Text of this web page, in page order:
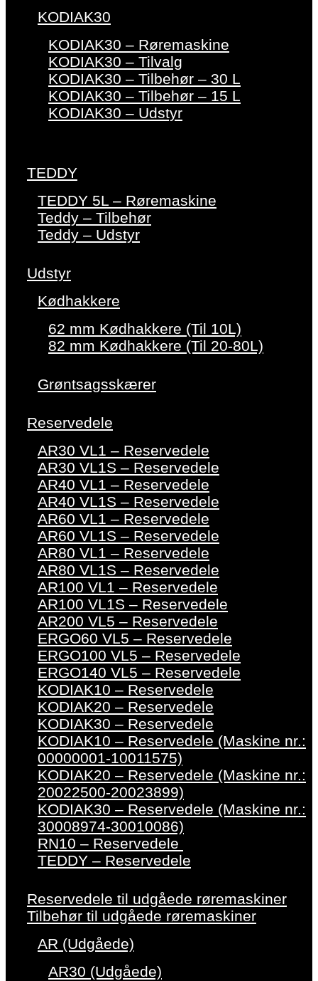
KODIAK30
KODIAK30 – Røremaskine
KODIAK30 – Tilvalg
KODIAK30 – Tilbehør – 30 L
KODIAK30 – Tilbehør – 15 L
KODIAK30 – Udstyr
TEDDY
TEDDY 5L – Røremaskine
Teddy – Tilbehør
Teddy – Udstyr
Udstyr
Kødhakkere
62 mm Kødhakkere (Til 10L)
82 mm Kødhakkere (Til 20-80L)
Grøntsagsskærer
Reservedele
AR30 VL1 – Reservedele
AR30 VL1S – Reservedele
AR40 VL1 – Reservedele
AR40 VL1S – Reservedele
AR60 VL1 – Reservedele
AR60 VL1S – Reservedele
AR80 VL1 – Reservedele
AR80 VL1S – Reservedele
AR100 VL1 – Reservedele
AR100 VL1S – Reservedele
AR200 VL5 – Reservedele
ERGO60 VL5 – Reservedele
ERGO100 VL5 – Reservedele
ERGO140 VL5 – Reservedele
KODIAK10 – Reservedele
KODIAK20 – Reservedele
KODIAK30 – Reservedele
KODIAK10 – Reservedele (Maskine nr.:
00000001-10011575)
KODIAK20 – Reservedele (Maskine nr.:
20022500-20023899)
KODIAK30 – Reservedele (Maskine nr.:
30008974-30010086)
RN10 – Reservedele
TEDDY – Reservedele
Reservedele til udgåede røremaskiner
Tilbehør til udgåede røremaskiner
AR (Udgåede)
AR30 (Udgåede)